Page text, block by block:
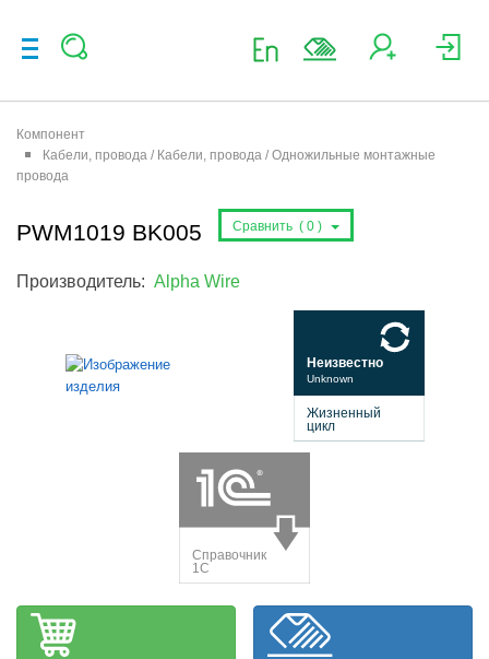
Компонент
Кабели, провода / Кабели, провода / Одножильные монтажные
провода
PWM1019 BK005 Сравнить ( 0 )
Производитель: Alpha Wire